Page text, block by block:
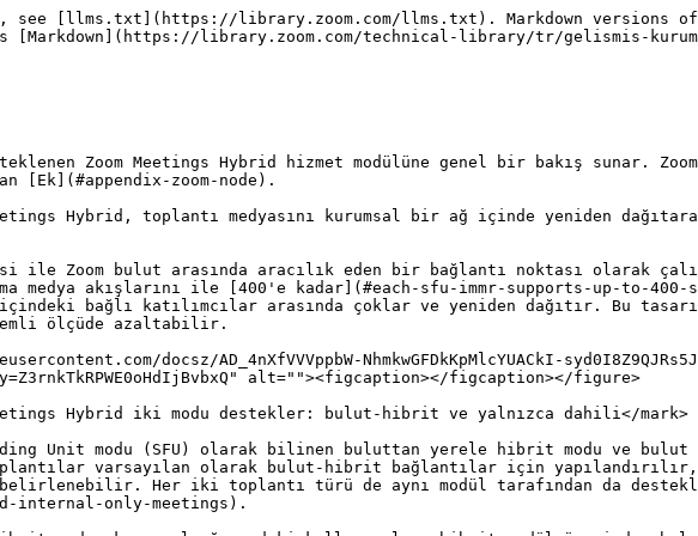
hibrit modu, kurumsal ağınızdaki kullanıcıları hibrit modül üzerinden buluta bağlar</mark>

Bulut-hibrit modunda (SFU modu), kurumsal ağınızdaki kullanıcılar istemcileri ile bulut arasında aracılık eden bir bağlantı noktası olarak hibrit modüle bağlanır. Hibrit modül, bir toplantının ses, video ve ekran paylaşma medya akışlarını kullanıcılar ile bulut arasında çoklar ve yeniden dağıtır.

<figure><img src="https://lh7-rt.googleusercontent.com/docsz/AD_4nXc50B_h67Ut7sgvHu6UKbM1przxAdYsmKumIfrvd4gPimstYApeW5szR0HWWPA-m8jPiRLVm1A8826j31BenyVNSy28NaBRLHsfhM5tr9F13-yqaDUFmT5TmyOm5GGmYx0USmCvxg?key=Z3rnkTkRPWE0oHdIjBvbxQ" alt=""><figcaption></figcaption></figure>

<mark style="color:mavi;">**Bulut-hibrit toplantılar, buluttan istemciye sinyal bağlantılarını etkilemez**</mark>

Zoom Meetings Hybrid modülü, bir bulut-hibrit toplantının *medyasını*yeniden dağıtabilse de, modül buluttan istemciye sinyal bağlantılarını işlemez. Meetings Hybrid modülüne bağlı kullanıcılar, toplantı içi veriler ve işlemler için toplantının bulut sunucusuyla, örneğin bulut kaydı başlatma veya katılımcılar listesini güncelleme gibi, bant genişliği düşük bir sinyal bağlantısı kurmaya devam edecektir.

{% hint style="danger" %}
**Uyarı**

İstemci cihazları **zorundadır** Zoom bulut hizmetlerine ulaşabilecek İnternet'e proxy veya varsayılan rota erişimine sahip olmalıdır. HTTPS proxy desteklenir, ancak erişimi olmayan cihazlar toplantılara bağlanamaz.
{% endhint %}

#### <mark style="color:mavi;">Yalnızca dahili mod, kullanıcıları yerinde bir toplantıya bağlar ve ağ dışındaki katılımcıların katılmasına izin vermez</mark>

Bir toplantı yalnızca dahili olarak planlandığında, hibrit modül bir iç çoklu ortam yönlendiricisi (iMMR) olarak çalışır; bir toplantının ses, video ve ekran paylaşma medya akışlarını kurumsal ağ içindeki kullanıcılar arasında çoklar ve yeniden dağıtır. Bu toplantılar kurumsal ağa izoledir ve **bağlanamaz** bulut toplantı sunucularına veya hizmetlerine bağlanamaz ya da zincirlenemez; böylece dış ağ katılımcılarının veya bulut kaydı gibi hizmetlerin toplantıya katılması engellenir.

<figure><img src="https://lh7-rt.googleusercontent.com/docsz/AD_4nXfKz6ul7kIwWkfMyYF8vjUPA8kZ_oVR-iGTGyojShz0rDy-rnq7VW6AZ4SRV6haB6NkDLwyd6UusHp8dK_Lkym7QM-5jQnAXdPxV3OoMxdwpKvaROL9QRlnCoCFHJ0nLRsjgUx9Gw?key=Z3rnkTkRPWE0oHdIjBvbxQ" alt=""><figcaption></figcaption></figure>

<mark style="color:mavi;">**Yalnızca dahili toplantılar, hem sinyal hem de medya bağlantılarını hibrit modül üzerinden yönlendirir**</mark>

Bulut-hibrit modelinin aksine, yalnızca dahili toplantılar hem medyayı *ve* hem de sinyali ağ içinde hibrit modüle yönlendirir. Bu, dış bağlantı olanağı olmayan eksiksiz bir yerinde toplantı türü oluşturur.

<mark style="color:mavi;">**Kurumsal ağ dışındaki çalışanlar, VPN üzerinden yalnızca dahili toplantılara katılabilir**</mark>

Kurumsal ağ dışındaki çalışanlar, VPN sunucusu kurumsal ağ üzerinden hibrit modülle iletişim kurabiliyorsa, VPN'e bağlıyken yalnızca dahili toplantılara katılabilir. Ancak kullanıcılar **zorundadır** katılmak için şirket Zoom hesabına giriş yapmış olmalıdır.

Örneğin, uzaktan çalışan bir çalışan, split tunneling olmadan ev ağından şirket VPN'ine bağlıdır. Kullanıcı şirket Zoom hesabına giriş yapmış olduğu ve bağlı VPN sunucusu kurumsal ağ içindeki hibrit modülle iletişim kurabildiği sürece, uzaktaki kullanıcı yalnızca dahili bir toplantıya uzaktan bağlanabilir.

#### <mark style="color:mavi;">Meetings Hybrid, bulut-hibrit ve yalnızca dahili toplantıları eş zamanlı olarak destekleyebilir</mark>

Meetings Hybrid, bulut-hibrit ve yalnızca dahili toplantıları eş zamanlı olarak destekleyebilir ve böylece her kullanım durumu için ayrı dağıtımlara ihtiyaç duyulmaz.

Örneğin, bir şirketin ağında dağıtılmış bir hibrit modülü ve 400 bağlı kullanıcısı vardır. Bu senaryoda, 200 kullanıcı bulut-hibrit toplantılara bağlanabilirken kalan 200 kullanıcı yalnızca dahili toplantılara bağlıdır. Bağlı her toplantı türü için Meetings Hybrid modülü, amaçlanan bağlantı yönlendirmesine uyar: bulut-hibrit toplantılar medyayı modül üzerinden ve sinyali buluta yönlendirir; yalnızca dahili toplantılar ise hem medyayı hem de sinyali yalnızca yerinde yönlendirir.

#### <mark